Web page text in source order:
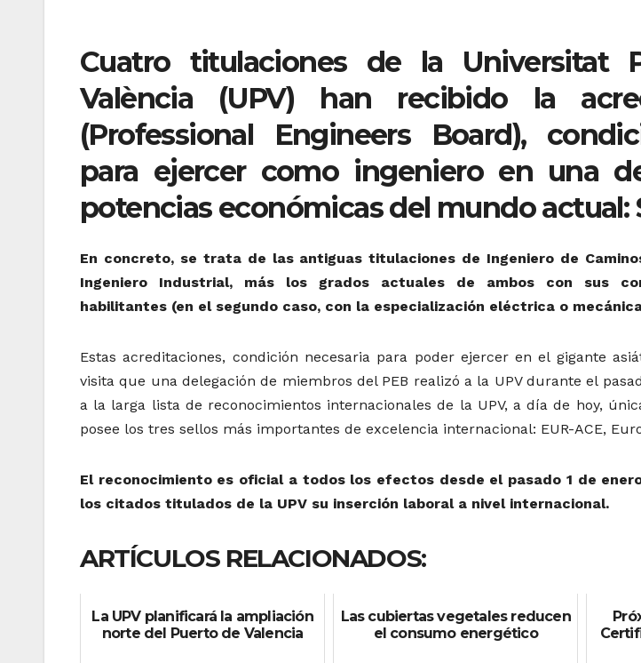
Cuatro titulaciones de la Universitat
València (UPV) han recibido la
(Professional Engineers Board),
para ejercer como ingeniero en una
potencias económicas del mundo actual:
En concreto, se trata de las antiguas titulaciones de Ingeniero de
Ingeniero Industrial, más los grados actuales de ambos con sus
habilitantes (en el segundo caso, con la especialización eléctrica o
Estas acreditaciones, condición necesaria para poder ejercer en el gigante
visita que una delegación de miembros del PEB realizó a la UPV durante el
a la larga lista de reconocimientos internacionales de la UPV, a día de hoy,
posee los tres sellos más importantes de excelencia internacional: EUR-ACE,
El reconocimiento es oficial a todos los efectos desde el pasado 1 de
los citados titulados de la UPV su inserción laboral a nivel internacional.
ARTÍCULOS RELACIONADOS:
La UPV planificará la ampliación
norte del Puerto de Valencia
Las cubiertas vegetales reducen
el consumo energético